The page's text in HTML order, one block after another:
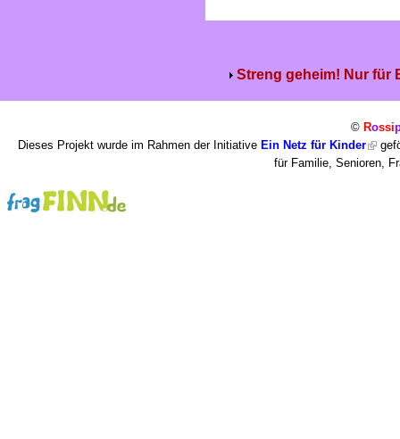
Streng geheim! Nur für
© Rossi
Dieses Projekt wurde im Rahmen der Initiative Ein Netz für Kinder
für Familie, Senioren,